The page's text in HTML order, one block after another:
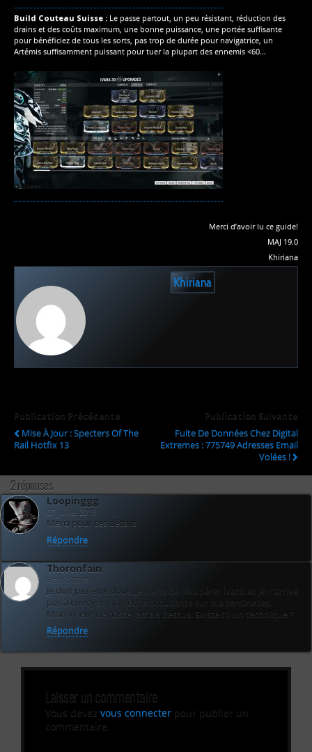
Build Couteau Suisse : Le passe partout, un peu résistant, réduction des
drains et des coûts maximum, une bonne puissance, une portée suffisante
pour bénéficiez de tous les sorts, pas trop de durée pour navigatrice, un
Artémis suffisamment puissant pour tuer la plupart des ennemis <60…
Merci d’avoir lu ce guide!
MAJ 19.0
Khiriana
Khiriana
Publication Précédente
Mise À Jour : Specters Of The
Rail Hotfix 13
Publication Suivante
Fuite De Données Chez Digital
Extremes : 775749 Adresses Email
Volées !
2 réponses
Loopinggg
27 juillet 2016
Merci pour ces détails
Répondre
Thoronfain
6 août 2018
Je doit pas être doué. Je viens de récupérer ivara, et je n’arrive
pas à envoyer ma flèche occultante sur ma sentinelles.
Mon viseur ne passe jamais dessus. Existe t’il un technique ?
Répondre
Laisser un commentaire
Vous devez vous connecter pour publier un
commentaire.